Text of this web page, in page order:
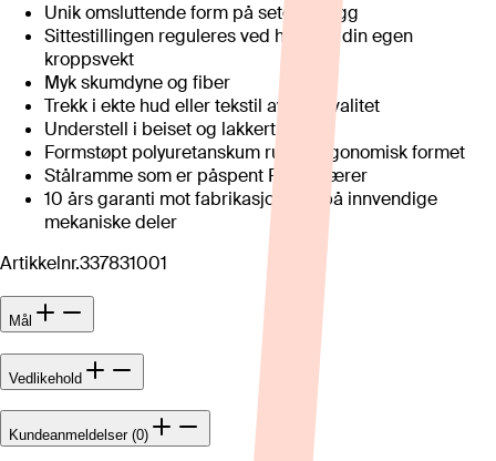
Unik omsluttende form på sete og rygg
Sittestillingen reguleres ved hjelp av din egen
kroppsvekt
Myk skumdyne og fiber
Trekk i ekte hud eller tekstil av høy kvalitet
Understell i beiset og lakkert bøk
Formstøpt polyuretanskum rundt ergonomisk formet
Stålramme som er påspent Flexo-fjærer
10 års garanti mot fabrikasjonsfeil på innvendige
mekaniske deler
Artikkelnr.337831001
Mål
Vedlikehold
Kundeanmeldelser (0)